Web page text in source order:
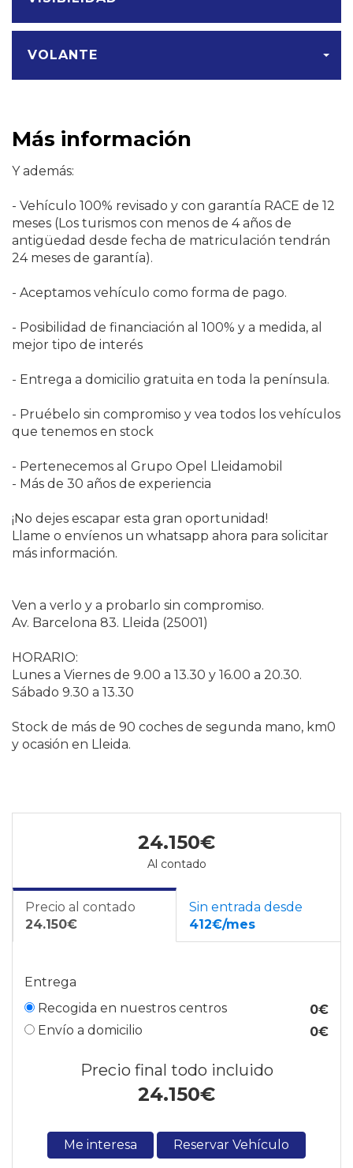
VOLANTE
Más información
Y además:
- Vehículo 100% revisado y con garantía RACE de 12
meses (Los turismos con menos de 4 años de
antigüedad desde fecha de matriculación tendrán
24 meses de garantía).
- Aceptamos vehículo como forma de pago.
- Posibilidad de financiación al 100% y a medida, al
mejor tipo de interés
- Entrega a domicilio gratuita en toda la península.
- Pruébelo sin compromiso y vea todos los vehículos
que tenemos en stock
- Pertenecemos al Grupo Opel Lleidamobil
- Más de 30 años de experiencia
¡No dejes escapar esta gran oportunidad!
Llame o envíenos un whatsapp ahora para solicitar
más información.
Ven a verlo y a probarlo sin compromiso.
Av. Barcelona 83. Lleida (25001)
HORARIO:
Lunes a Viernes de 9.00 a 13.30 y 16.00 a 20.30.
Sábado 9.30 a 13.30
Stock de más de 90 coches de segunda mano, km0
y ocasión en Lleida.
24.150€
Al contado
Precio al contado
24.150€
Sin entrada desde
412€/mes
Entrega
Recogida en nuestros centros
0€
Envío a domicilio
0€
Precio final todo incluido
24.150€
Me interesa Reservar Vehículo